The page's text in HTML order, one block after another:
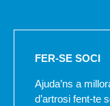
FER-SE SOCI
Ajuda’ns a
d’artrosi fent-te